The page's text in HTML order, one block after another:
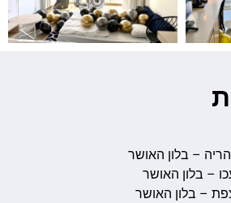
– בלון האושר
– בלון האושר
– בלון האושר